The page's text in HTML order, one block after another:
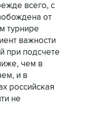
всего, с
от
турнире
важности
при подсчете
чем в
и в
российская
не